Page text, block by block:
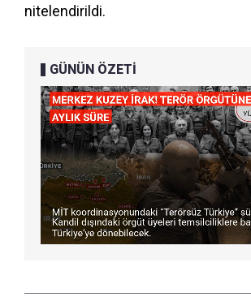
nitelendirildi.
GÜNÜN ÖZETİ